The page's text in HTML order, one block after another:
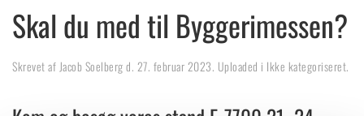
Skal du med til Byggerimessen?
Skrevet af Jacob Soelbergd. 27. februar 2023. Uploaded i Ikke kategoriseret.